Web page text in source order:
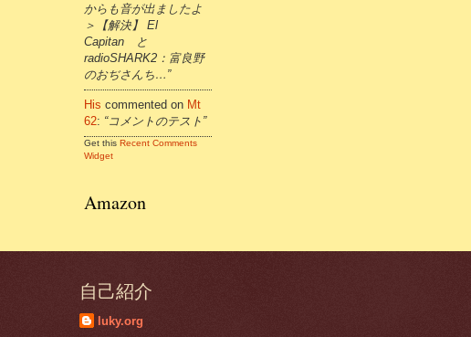
からも音が出ましたよ
＞【解決】 El
Capitan と
radioSHARK2：富良野
のおぢさんち…”
His commented on Mt
62: “コメントのテスト”
Get this Recent Comments
Widget
Amazon
自己紹介
luky.org